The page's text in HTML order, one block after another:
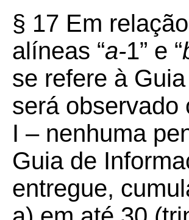
§ 17 Em
alíneas “a-1” e “
se refere à
será observado
I – nenhuma
Guia de
entregue,